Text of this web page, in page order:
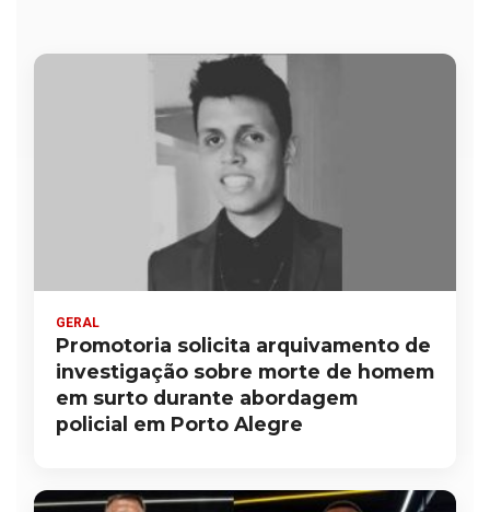
GERAL
Promotoria solicita arquivamento de
investigação sobre morte de homem
em surto durante abordagem
policial em Porto Alegre